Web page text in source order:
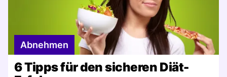
Abnehmen
6 Tipps für den sicheren Diät-